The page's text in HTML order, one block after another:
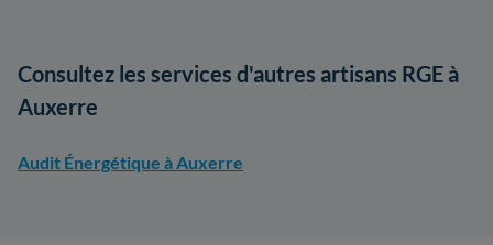
Consultez les services d'autres artisans RGE à
Auxerre
Audit Énergétique à Auxerre